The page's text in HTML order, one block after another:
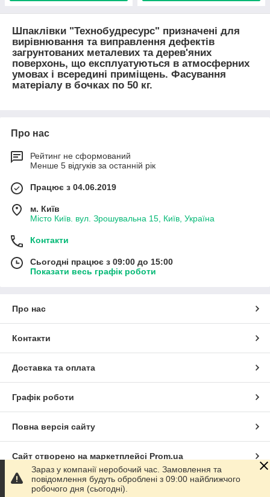
Шпаклівки "Технобудресурс" призначені для
вирівнювання та виправлення дефектів
загрунтованих металевих та дерев'яних
поверхонь, що експлуатуються в атмосферних
умовах і всередині приміщень. Фасування
матеріалу в бочках по 50 кг.
Про нас
Рейтинг не сформований
Менше 5 відгуків за останній рік
Працює з 04.06.2019
м. Київ
Місто Київ. вул. Зрошувальна 15, Київ, Україна
Контакти
Сьогодні працює з 09:00 до 15:00
Показати весь графік роботи
Про нас
Контакти
Доставка та оплата
Графік роботи
Повна версія сайту
Сайт створено на маркетплейсі Prom.ua
Політика конфіденційності
Зараз у компанії неробочий час. Замовлення та
повідомлення будуть оброблені з 09:00 найближчого
робочого дня (сьогодні).